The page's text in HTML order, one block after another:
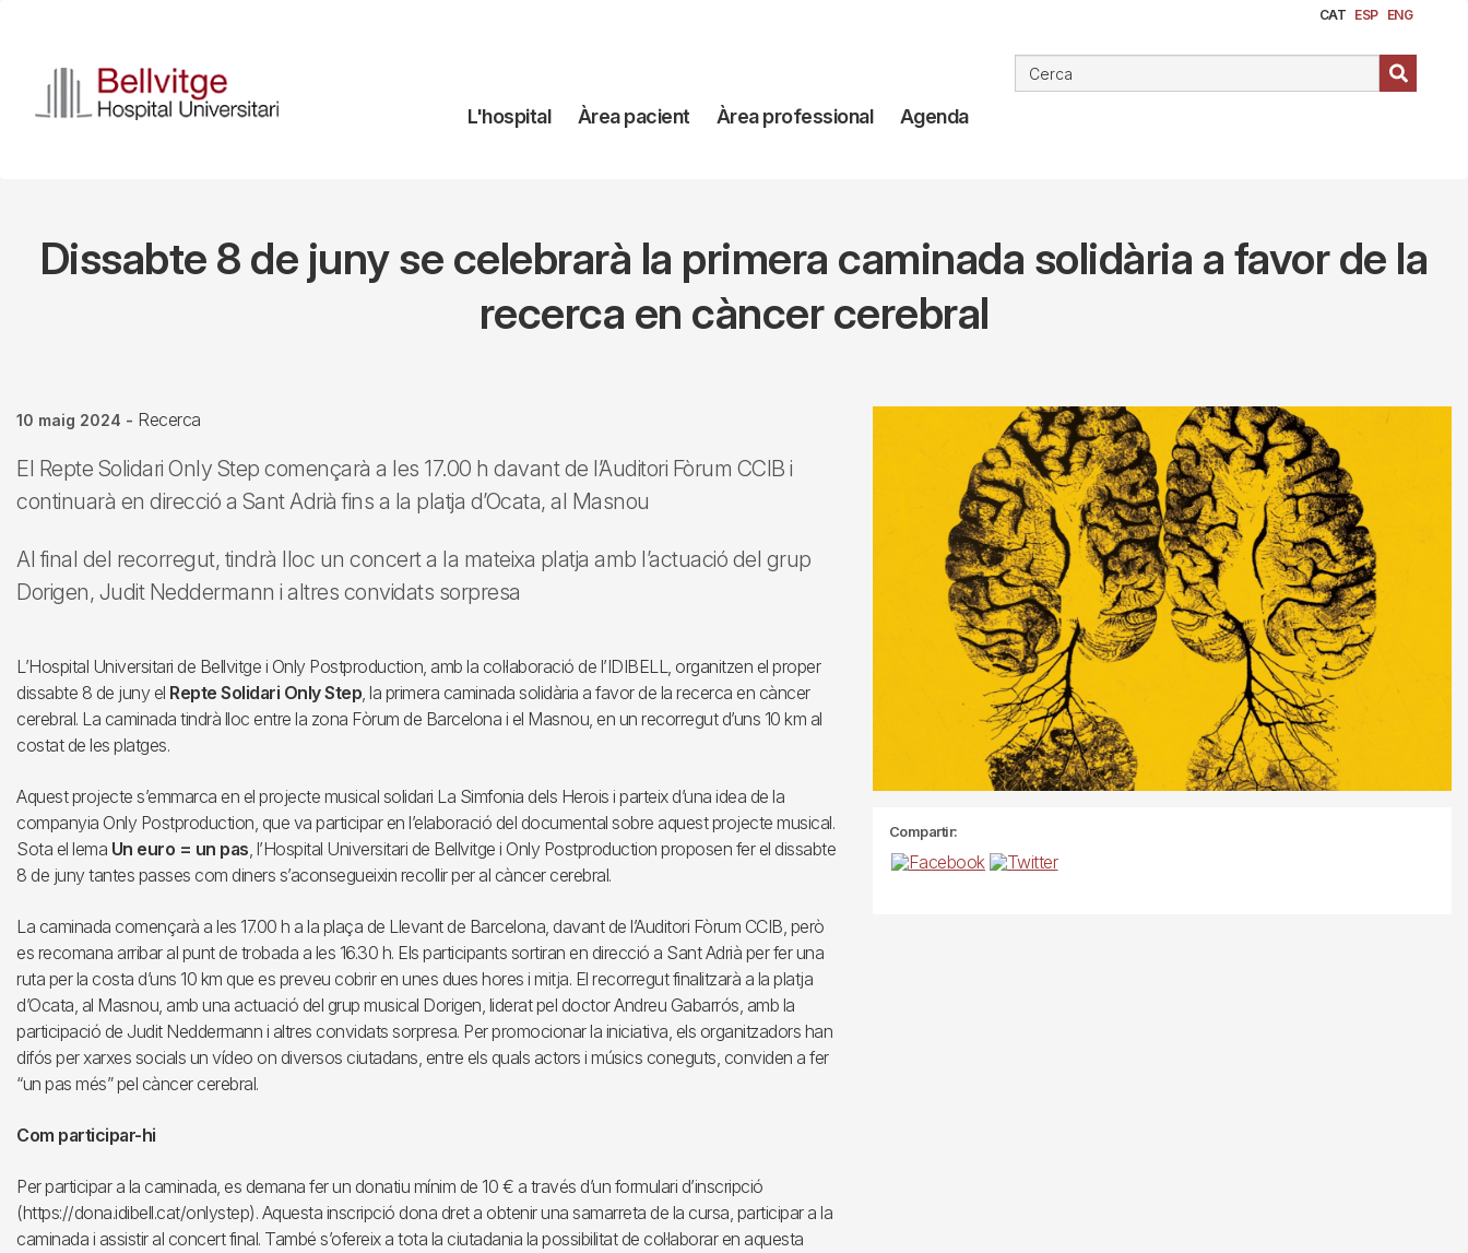
contingut
CAT ESP ENG
Navegación
L'hospital Àrea pacient Àrea professional Agenda
Dissabte 8 de juny se celebrarà la primera caminada solidària a favor de la
recerca en càncer cerebral
10 maig 2024 - Recerca
El Repte Solidari Only Step començarà a les 17.00 h davant de l’Auditori Fòrum CCIB i
continuarà en direcció a Sant Adrià fins a la platja d’Ocata, al Masnou
Al final del recorregut, tindrà lloc un concert a la mateixa platja amb l’actuació del grup
Dorigen, Judit Neddermann i altres convidats sorpresa
L’Hospital Universitari de Bellvitge i Only Postproduction, amb la col·laboració de l’IDIBELL, organitzen el proper
dissabte 8 de juny el Repte Solidari Only Step, la primera caminada solidària a favor de la recerca en càncer
cerebral. La caminada tindrà lloc entre la zona Fòrum de Barcelona i el Masnou, en un recorregut d’uns 10 km al
costat de les platges.
Aquest projecte s’emmarca en el projecte musical solidari La Simfonia dels Herois i parteix d’una idea de la
companyia Only Postproduction, que va participar en l’elaboració del documental sobre aquest projecte musical.
Sota el lema Un euro = un pas, l’Hospital Universitari de Bellvitge i Only Postproduction proposen fer el dissabte
8 de juny tantes passes com diners s’aconsegueixin recollir per al càncer cerebral.
La caminada començarà a les 17.00 h a la plaça de Llevant de Barcelona, davant de l’Auditori Fòrum CCIB, però
es recomana arribar al punt de trobada a les 16.30 h. Els participants sortiran en direcció a Sant Adrià per fer una
ruta per la costa d’uns 10 km que es preveu cobrir en unes dues hores i mitja. El recorregut finalitzarà a la platja
d’Ocata, al Masnou, amb una actuació del grup musical Dorigen, liderat pel doctor Andreu Gabarrós, amb la
participació de Judit Neddermann i altres convidats sorpresa. Per promocionar la iniciativa, els organitzadors han
difós per xarxes socials un vídeo on diversos ciutadans, entre els quals actors i músics coneguts, conviden a fer
“un pas més” pel càncer cerebral.
Com participar-hi
Per participar a la caminada, es demana fer un donatiu mínim de 10 € a través d’un formulari d’inscripció
(https://dona.idibell.cat/onlystep). Aquesta inscripció dona dret a obtenir una samarreta de la cursa, participar a la
caminada i assistir al concert final. També s’ofereix a tota la ciutadania la possibilitat de col·laborar en aquesta
Compartir: